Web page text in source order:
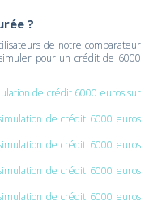
?
de notre comparateur
pour un crédit de 6000
de crédit 6000 euros sur
de crédit 6000 euros
de crédit 6000 euros
de crédit 6000 euros
de crédit 6000 euros